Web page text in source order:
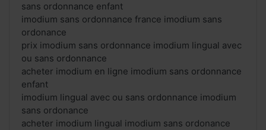
sans ordonnance enfant
imodium sans ordonnance france imodium sans
ordonance
prix imodium sans ordonnance imodium lingual avec
ou sans ordonnance
acheter imodium en ligne imodium sans ordonnance
enfant
imodium lingual avec ou sans ordonnance imodium
sans ordonance
acheter imodium lingual imodium sans ordonance